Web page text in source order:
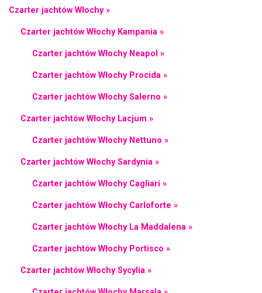
Czarter jachtów Włochy »
Czarter jachtów Włochy Kampania »
Czarter jachtów Włochy Neapol »
Czarter jachtów Włochy Procida »
Czarter jachtów Włochy Salerno »
Czarter jachtów Włochy Lacjum »
Czarter jachtów Włochy Nettuno »
Czarter jachtów Włochy Sardynia »
Czarter jachtów Włochy Cagliari »
Czarter jachtów Włochy Carloforte »
Czarter jachtów Włochy La Maddalena »
Czarter jachtów Włochy Portisco »
Czarter jachtów Włochy Sycylia »